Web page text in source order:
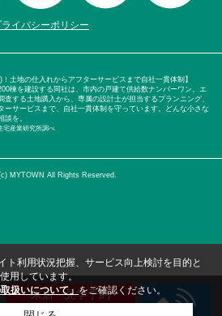
ライバシーポリシー
土地の仕入れからアフターサービスまで自社一貫体制】
棟を建設する同社は、市内の戸建て供給数ナンバーワン。エ
査する土地購入から、専属の設計士が担当するプランニング、
ーサービスまで、自社一貫体制を守っています。どんな小さな
談を。
宅産業研究所調べ
MYTOWN All Rights Reserved.
来店・見学予約
（無料）
ト利用状況把握、サービス向上検討を目的と
用しています。
扱いについて」をご確認ください。